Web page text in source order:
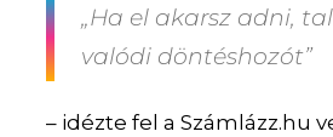
„Ha el akarsz adni,
valódi döntéshozót”
– idézte fel a Számlázz.hu